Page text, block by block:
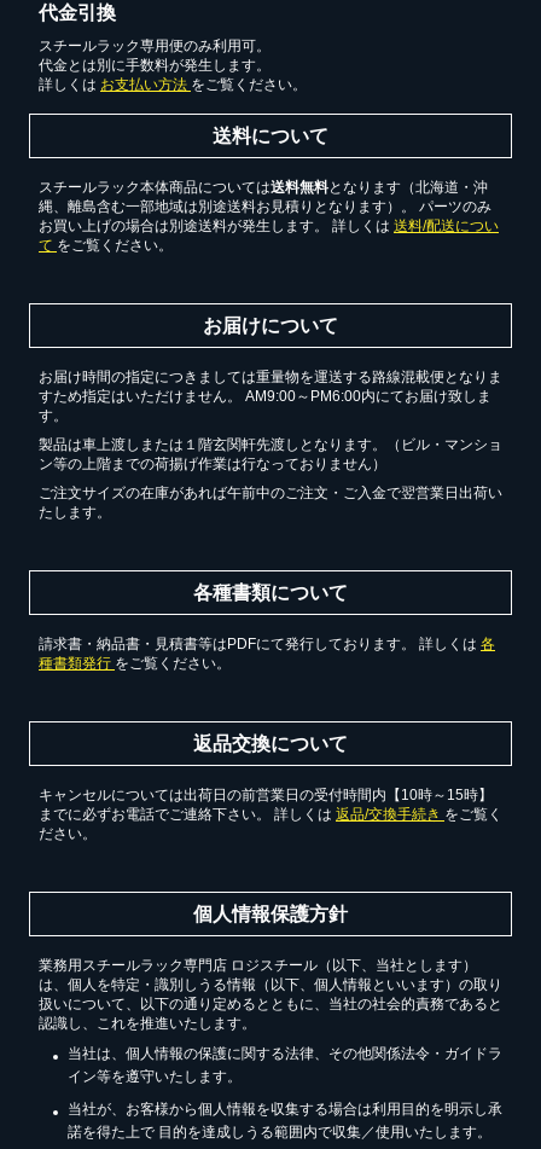
代金引換
スチールラック専用便のみ利用可。
代金とは別に手数料が発生します。
詳しくは お支払い方法 をご覧ください。
送料について
スチールラック本体商品については送料無料となります（北海道・沖
縄、離島含む一部地域は別途送料お見積りとなります）。 パーツのみ
お買い上げの場合は別途送料が発生します。 詳しくは 送料/配送につい
て をご覧ください。
お届けについて
お届け時間の指定につきましては重量物を運送する路線混載便となりま
すため指定はいただけません。 AM9:00～PM6:00内にてお届け致しま
す。
製品は車上渡しまたは１階玄関軒先渡しとなります。（ビル・マンショ
ン等の上階までの荷揚げ作業は行なっておりません）
ご注文サイズの在庫があれば午前中のご注文・ご入金で翌営業日出荷い
たします。
各種書類について
請求書・納品書・見積書等はPDFにて発行しております。 詳しくは 各
種書類発行 をご覧ください。
返品交換について
キャンセルについては出荷日の前営業日の受付時間内【10時～15時】
までに必ずお電話でご連絡下さい。 詳しくは 返品/交換手続き をご覧く
ださい。
個人情報保護方針
業務用スチールラック専門店 ロジスチール（以下、当社とします）
は、個人を特定・識別しうる情報（以下、個人情報といいます）の取り
扱いについて、以下の通り定めるとともに、当社の社会的責務であると
認識し、これを推進いたします。
当社は、個人情報の保護に関する法律、その他関係法令・ガイドラ
イン等を遵守いたします。
当社が、お客様から個人情報を収集する場合は利用目的を明示し承
諾を得た上で 目的を達成しうる範囲内で収集／使用いたします。